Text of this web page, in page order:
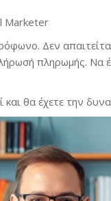
Marketer
Δεν
πληρωμής. Να
θα έχετε την